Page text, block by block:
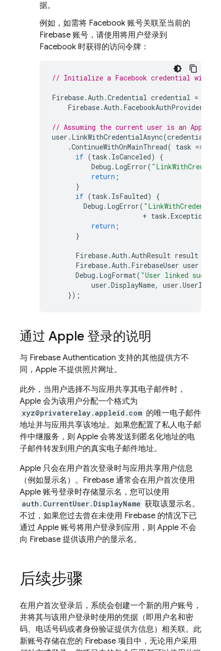
据。
例如，如需将 Facebook 账号关联至当前的
Firebase 账号，请使用将用户登录到
Facebook 时获得的访问令牌：
// Initialize a Facebook credential with a
Firebase.Auth .Credential credential =
Firebase.Auth . FacebookAuthProvider
// Assuming the current user is an Apple
user . LinkWithCredentialAsync(credential
.ContinueWithOnMainThread( task =>
if (task . IsCanceled)
{
Debug . LogError(
return ;
}
if (task . IsFaulted)
{
Debug . LogError(
+ task .Exception
return ;
}
Firebase.Auth .AuthResult result
Firebase.Auth . FirebaseUser user
Debug . LogFormat( "User linked
user .DisplayName, user .UserId
});
通过 Apple 登录的说明
与 Firebase Authentication 支持的其他提供方不
同，Apple 不提供照片网址。
此外，当用户选择不与应用共享其电子邮件时，
Apple 会为该用户分配一个格式为
xyz@privaterelay.appleid.com 的唯一电子邮件
地址并与应用共享该地址。如果您配置了私人电子邮
件中继服务，则 Apple 会将发送到匿名化地址的电
子邮件转发到用户的真实电子邮件地址。
Apple 只会在用户首次登录时与应用共享用户信息
（例如显示名）。Firebase 通常会在用户首次使用
Apple 账号登录时存储显示名，您可以使用
auth.CurrentUser.DisplayName 获取该显示名。
不过，如果您过去曾在未使用 Firebase 的情况下已
通过 Apple 账号将用户登录到应用，则 Apple 不会
向 Firebase 提供该用户的显示名。
后续步骤
在用户首次登录后，系统会创建一个新的用户账号，
并将其与该用户登录时使用的凭据（即用户名和密
码、电话号码或者身份验证提供方信息）相关联。此
新账号存储在您的 Firebase 项目中，无论用户采用